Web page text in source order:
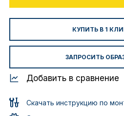
КУПИТЬ В 1
ЗАПРОСИТЬ
Добавить в сравнение
Скачать инструкцию по